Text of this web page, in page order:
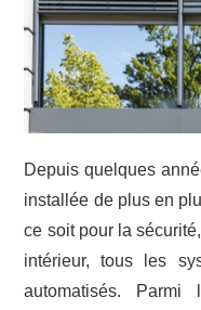
Depuis quelques
installée de plus en
ce soit pour la
intérieur, tous les
automatisés.